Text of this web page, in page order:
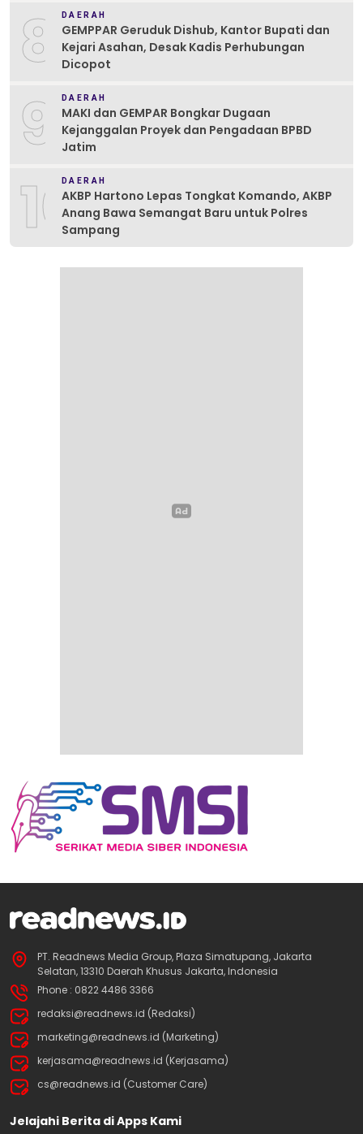
8 DAERAH
GEMPPAR Geruduk Dishub, Kantor Bupati dan
Kejari Asahan, Desak Kadis Perhubungan
Dicopot
9 DAERAH
MAKI dan GEMPAR Bongkar Dugaan
Kejanggalan Proyek dan Pengadaan BPBD
Jatim
10DAERAH
AKBP Hartono Lepas Tongkat Komando, AKBP
Anang Bawa Semangat Baru untuk Polres
Sampang
PT. Readnews Media Group, Plaza Simatupang, Jakarta
Selatan, 13310 Daerah Khusus Jakarta, Indonesia
Phone : 0822 4486 3366
redaksi@readnews.id (Redaksi)
marketing@readnews.id (Marketing)
kerjasama@readnews.id (Kerjasama)
cs@readnews.id (Customer Care)
Jelajahi Berita di Apps Kami